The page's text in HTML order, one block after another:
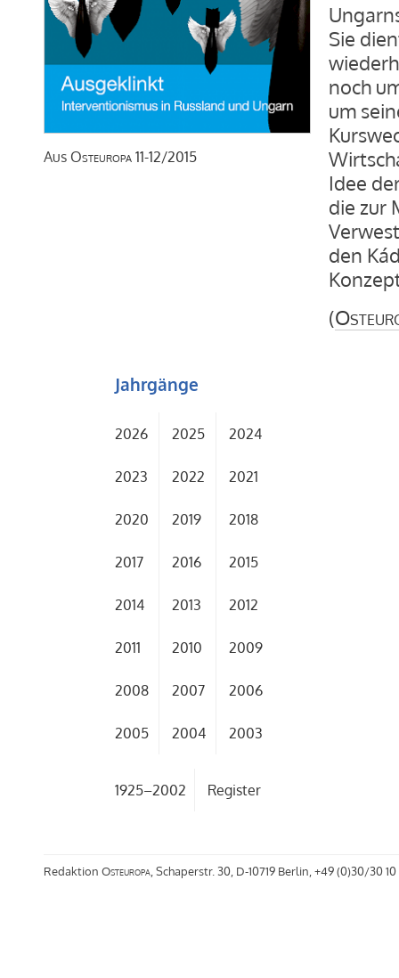
Aus Osteuropa 11-12/2015
Sie
noch
um
Idee
die zur
den
(
Jahrgänge
2026 2025 2024
2023 2022 2021
2020 2019 2018
2017 2016 2015
2014 2013 2012
2011 2010 2009
2008 2007 2006
2005 2004 2003
1925–2002 Register
Redaktion Osteuropa, Schaperstr. 30, D-10719 Berlin, +49 (0)30/30